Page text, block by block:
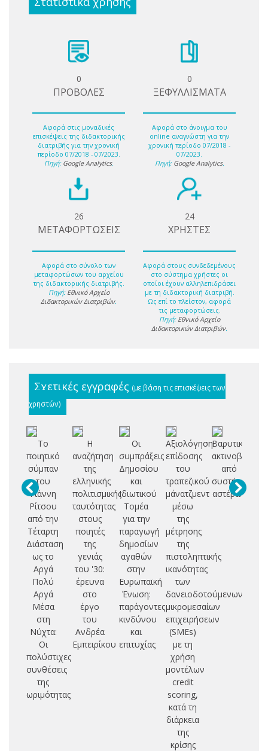
0
ΠΡΟΒΟΛΕΣ
Αφορά στις μοναδικές
επισκέψεις της διδακτορικής
διατριβής για την χρονική
περίοδο 07/2018 - 07/2023.
Πηγή: Google Analytics.
0
ΞΕΦΥΛΛΙΣΜΑΤΑ
Αφορά στο άνοιγμα του
online αναγνώστη για την
χρονική περίοδο 07/2018 -
07/2023.
Πηγή: Google Analytics.
26
ΜΕΤΑΦΟΡΤΩΣΕΙΣ
Αφορά στο σύνολο των
μεταφορτώσων του αρχείου
της διδακτορικής διατριβής.
Πηγή: Εθνικό Αρχείο
Διδακτορικών Διατριβών.
24
ΧΡΗΣΤΕΣ
Αφορά στους συνδεδεμένους
στο σύστημα χρήστες οι
οποίοι έχουν αλληλεπιδράσει
με τη διδακτορική διατριβή.
Ως επί το πλείστον, αφορά
τις μεταφορτώσεις.
Πηγή: Εθνικό Αρχείο
Διδακτορικών Διατριβών.
Σχετικές εγγραφές (με βάση τις επισκέψεις των
χρηστών)
Το
ποιητικό
σύμπαν
του
Γιάννη
Ρίτσου
από την
Τέταρτη
Διάσταση
ως το
Αργά
Πολύ
Αργά
Μέσα
στη
Νύχτα:
Οι
πολύστιχες
συνθέσεις
της
ωριμότητας
Η
αναζήτηση
της
ελληνικής
πολιτισμικής
ταυτότητας
στους
ποιητές
της
γενιάς
του '30:
έρευνα
στο
έργο
του
Ανδρέα
Εμπειρίκου
Οι
συμπράξεις
Δημοσίου
και
Ιδιωτικού
Τομέα
για την
παραγωγή
δημοσίων
αγαθών
στην
Ευρωπαϊκή
Ένωση:
παράγοντες
κινδύνου
και
επιτυχίας
Αξιολόγηση
επίδοσης
του
τραπεζικού
μάνατζμεντ
μέσω
της
μέτρησης
της
πιστοληπτικής
ικανότητας
των
δανειοδοτούμενων
μικρομεσαίων
επιχειρήσεων
(SMEs)
με τη
χρήση
μοντέλων
credit
scoring,
κατά τη
διάρκεια
της
κρίσης
Βαρυτική
ακτινοβολία
από
συστήματα
αστέρων